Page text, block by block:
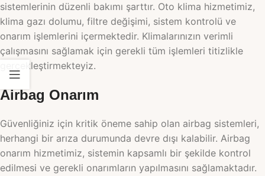
sistemlerinin düzenli bakımı şarttır. Oto klima hizmetimiz,
klima gazı dolumu, filtre değişimi, sistem kontrolü ve
onarım işlemlerini içermektedir. Klimalarınızın verimli
çalışmasını sağlamak için gerekli tüm işlemleri titizlikle
gerçekleştirmekteyiz.
Airbag Onarım
Güvenliğiniz için kritik öneme sahip olan airbag sistemleri,
herhangi bir arıza durumunda devre dışı kalabilir. Airbag
onarım hizmetimiz, sistemin kapsamlı bir şekilde kontrol
edilmesi ve gerekli onarımların yapılmasını sağlamaktadır.